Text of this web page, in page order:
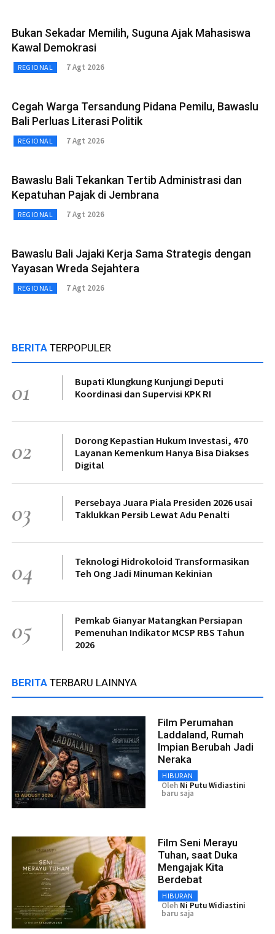
Bukan Sekadar Memilih, Suguna Ajak Mahasiswa
Kawal Demokrasi
REGIONAL 7 Agt 2026
Cegah Warga Tersandung Pidana Pemilu, Bawaslu
Bali Perluas Literasi Politik
REGIONAL 7 Agt 2026
Bawaslu Bali Tekankan Tertib Administrasi dan
Kepatuhan Pajak di Jembrana
REGIONAL 7 Agt 2026
Bawaslu Bali Jajaki Kerja Sama Strategis dengan
Yayasan Wreda Sejahtera
REGIONAL 7 Agt 2026
BERITA TERPOPULER
01
Bupati Klungkung Kunjungi Deputi
Koordinasi dan Supervisi KPK RI
02
Dorong Kepastian Hukum Investasi, 470
Layanan Kemenkum Hanya Bisa Diakses
Digital
03
Persebaya Juara Piala Presiden 2026 usai
Taklukkan Persib Lewat Adu Penalti
04
Teknologi Hidrokoloid Transformasikan
Teh Ong Jadi Minuman Kekinian
05
Pemkab Gianyar Matangkan Persiapan
Pemenuhan Indikator MCSP RBS Tahun
2026
BERITA TERBARU LAINNYA
Film Perumahan
Laddaland, Rumah
Impian Berubah Jadi
Neraka
HIBURAN
Oleh Ni Putu Widiastini
baru saja
Film Seni Merayu
Tuhan, saat Duka
Mengajak Kita
Berdebat
HIBURAN
Oleh Ni Putu Widiastini
baru saja